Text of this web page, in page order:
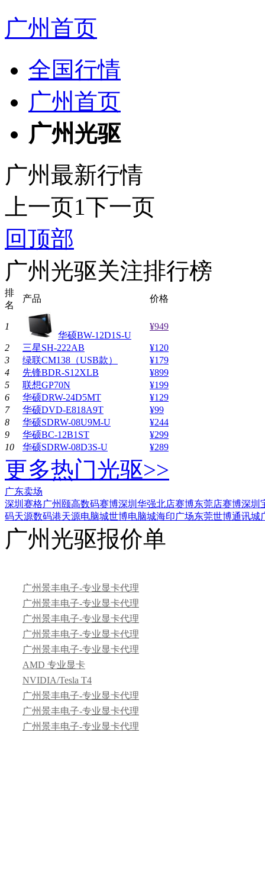
广州首页
全国行情
广州首页
广州光驱
广州最新行情
上一页1下一页
回顶部
广州光驱关注排行榜
排
名
产品 价格
1
华硕BW-12D1S-U
¥949
2 三星SH-222AB
¥120
3
绿联CM138（USB款）
¥179
4
先锋BDR-S12XLB
¥899
5
联想GP70N
¥199
6
华硕DRW-24D5MT
¥129
7
华硕DVD-E818A9T
¥99
8
华硕SDRW-08U9M-U
¥244
9
华硕BC-12B1ST
¥299
10
华硕SDRW-08D3S-U ¥289
更多热门光驱>>
广东卖场
深圳赛格广州颐高数码赛博深圳华强北店赛博东莞店赛博深圳
码天源数码港天源电脑城世博电脑城海印广场东莞世博通讯城
广州光驱报价单
广州景丰电子-专业显卡代理
广州景丰电子-专业显卡代理
广州景丰电子-专业显卡代理
广州景丰电子-专业显卡代理
广州景丰电子-专业显卡代理
AMD 专业显卡
NVIDIA/Tesla T4
广州景丰电子-专业显卡代理
广州景丰电子-专业显卡代理
广州景丰电子-专业显卡代理